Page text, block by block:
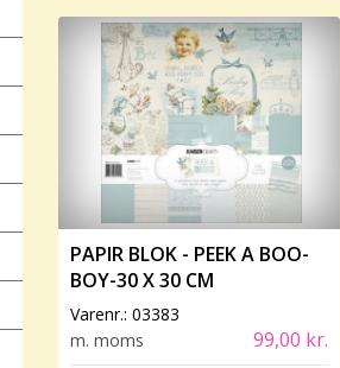
PAPIR BLOK - PEEK A BOO-
BOY-30 X 30 CM
Varenr.: 03383
m. moms
99,00 kr.